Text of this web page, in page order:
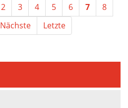
2 3 4 5 6 7
8
Nächste Letzte